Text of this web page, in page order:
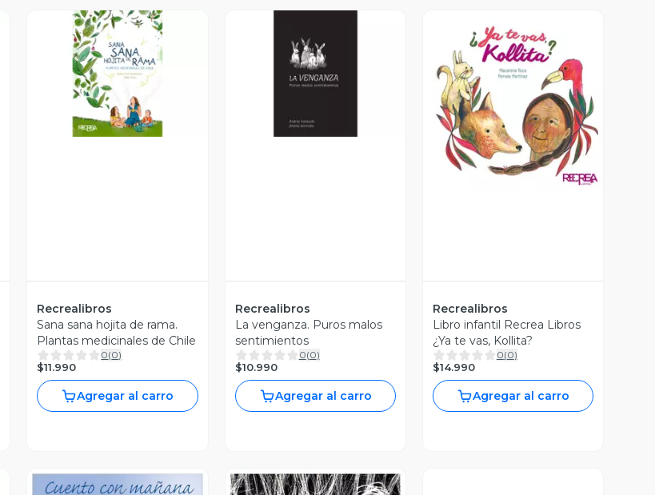
Vista Previa
Recrealibros
Sana sana hojita de rama.
Plantas medicinales de Chile
0(0)
$11.990
Agregar al carro
Vista Previa
Recrealibros
La venganza. Puros malos
sentimientos
0(0)
$10.990
Agregar al carro
Vista Previa
Recrealibros
Libro infantil Recrea Libros
¿Ya te vas, Kollita?
0(0)
$14.990
Agregar al carro